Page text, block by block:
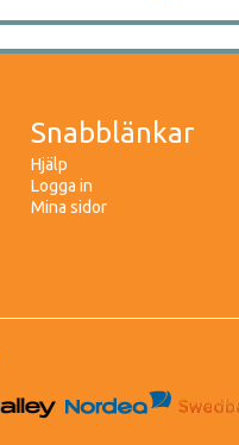
Snabblänkar
Hjälp
Logga in
Mina sidor